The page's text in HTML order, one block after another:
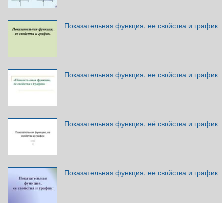
Показательная функция, ее свойства и график
Показательная функция, ее свойства и график
Показательная функция, её свойства и график
Показательная функция, ее свойства и график